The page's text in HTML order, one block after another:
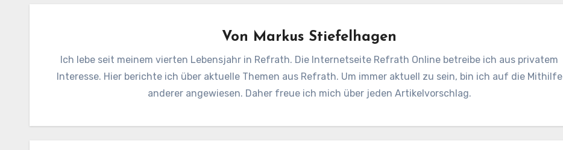
Von Markus Stiefelhagen
Ich lebe seit meinem vierten Lebensjahr in Refrath. Die Internetseite Refrath Online betreibe ich aus privatem
Interesse. Hier berichte ich über aktuelle Themen aus Refrath. Um immer aktuell zu sein, bin ich auf die Mithilfe
anderer angewiesen. Daher freue ich mich über jeden Artikelvorschlag.